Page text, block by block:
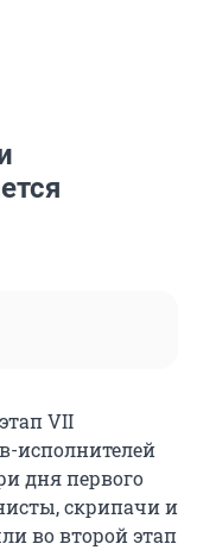
VII
исполнителей
дня первого
скрипачи и
во второй этап